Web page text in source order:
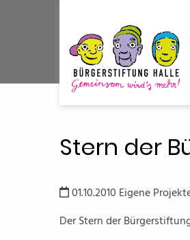
Stern der
01.10.2010 Eigene
Der Stern der